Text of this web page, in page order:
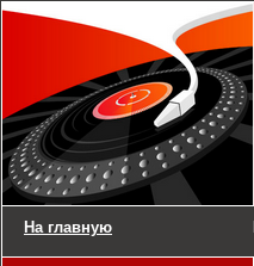
На главную